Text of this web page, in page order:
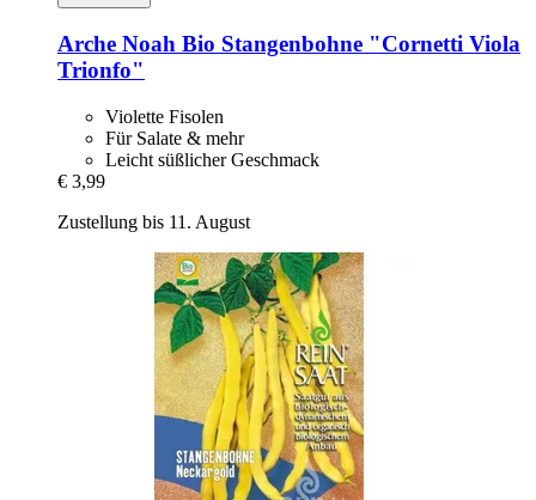
Arche Noah Bio Stangenbohne "Cornetti Viola
Trionfo"
Violette Fisolen
Für Salate & mehr
Leicht süßlicher Geschmack
€ 3,99
Zustellung bis 11. August